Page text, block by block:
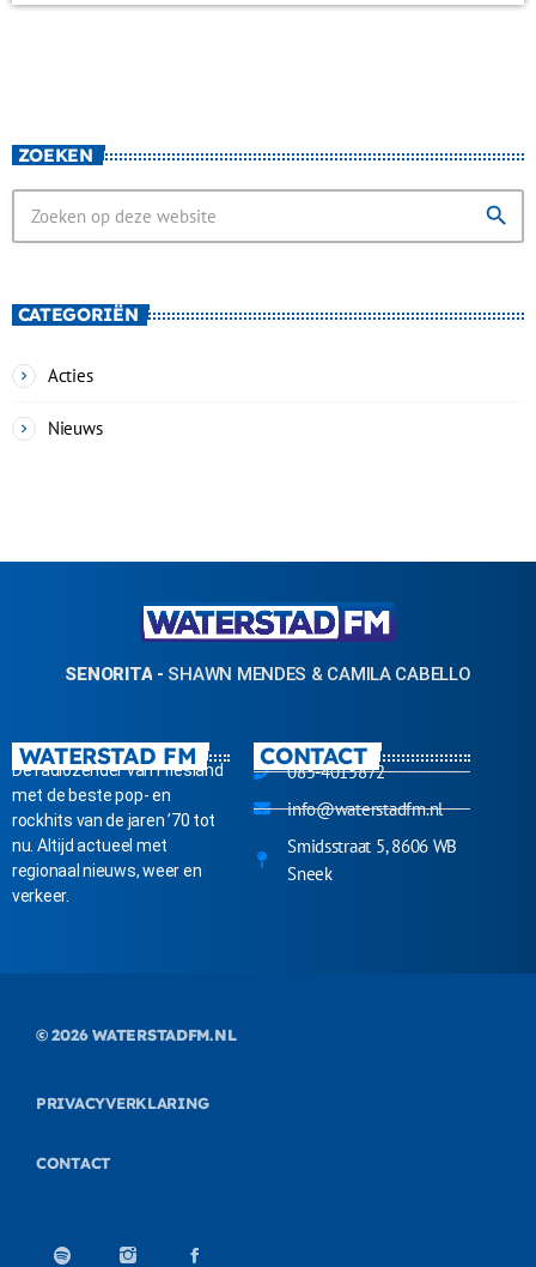
ZOEKEN
search
CATEGORIËN
Acties
Nieuws
SENORITA - SHAWN MENDES & CAMILA CABELLO
WATERSTAD FM
Dé radiozender van Friesland
met de beste pop- en
rockhits van de jaren ’70 tot
nu. Altijd actueel met
regionaal nieuws, weer en
verkeer.
CONTACT
085-4015872
info@waterstadfm.nl
Smidsstraat 5, 8606 WB
Sneek
© 2026WATERSTADFM.NL
PRIVACYVERKLARING
CONTACT